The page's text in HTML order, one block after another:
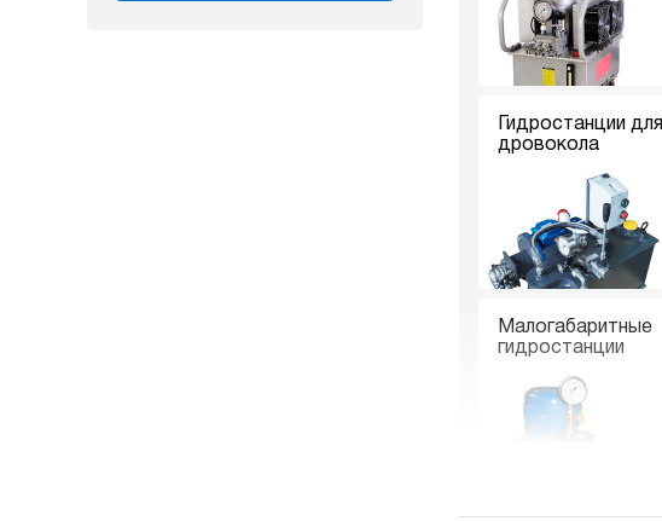
Гидростанции для
дровокола
Малогабаритные
гидростанции